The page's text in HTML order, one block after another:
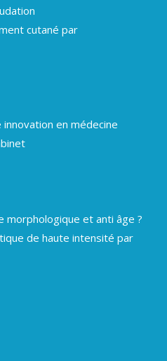
cutané par
en médecine
morphologique et anti âge ?
de haute intensité par